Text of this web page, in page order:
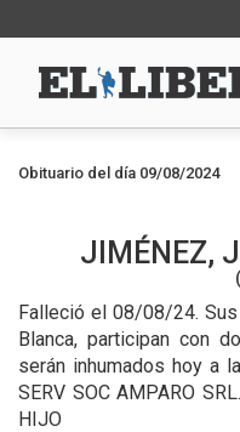
Obituario del día 09/08/2024
JIMÉNEZ,
Falleció el 08/08/24.
Blanca, participan con
serán inhumados hoy a
SERV SOC AMPARO
HIJO